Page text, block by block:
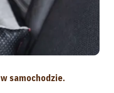
samochodzie.